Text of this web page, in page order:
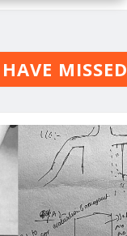
MISSED